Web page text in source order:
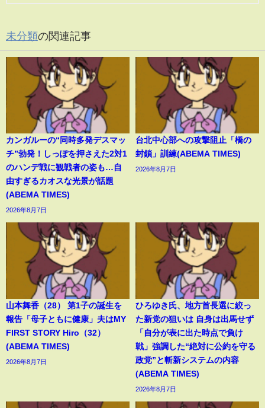
未分類の関連記事
カンガルーの“同時多発デスマッ
チ”勃発！しっぽを押さえた2対1
のハンデ戦に観戦者の姿も…自
由すぎるカオスな光景が話題
(ABEMA TIMES)
2026年8月7日
台北中心部への攻撃阻止「橋の
封鎖」訓練(ABEMA TIMES)
2026年8月7日
山本舞香（28） 第1子の誕生を
報告「母子ともに健康」夫はMY
FIRST STORY Hiro（32）
(ABEMA TIMES)
2026年8月7日
ひろゆき氏、地方首長選に絞っ
た新党の狙いは 自身は出馬せず
「自分が表に出た時点で負け
戦」強調した“絶対に公約を守る
政党”と斬新システムの内容
(ABEMA TIMES)
2026年8月7日